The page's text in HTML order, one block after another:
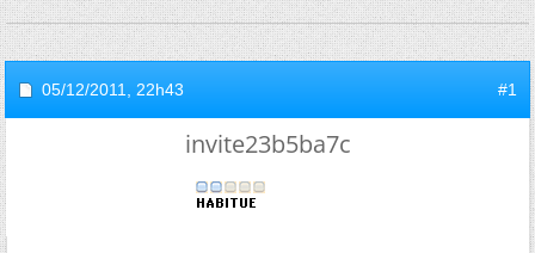
05/12/2011, 22h43 #1
invite23b5ba7c